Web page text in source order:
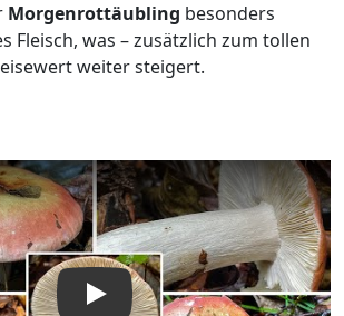
Morgenrottäubling besonders
Fleisch, was – zusätzlich zum tollen
weiter steigert.
Morgenrottäubling,